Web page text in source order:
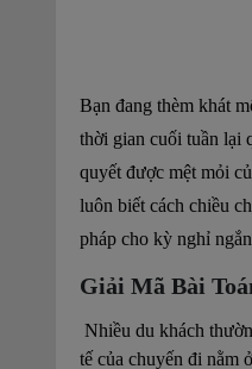
Bạn đang thèm khát
thời gian cuối tuần lại
quyết được mệt mỏi
luôn biết cách chiều
pháp cho kỳ nghỉ
Giải Mã Bài
Nhiều du khách
tế của chuyến đi nằm